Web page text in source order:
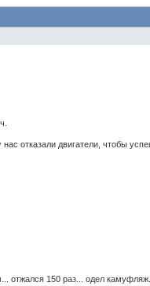
отказали двигатели, чтобы
150 раз... одел